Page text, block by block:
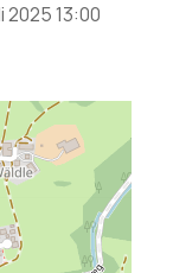
2025 13:00